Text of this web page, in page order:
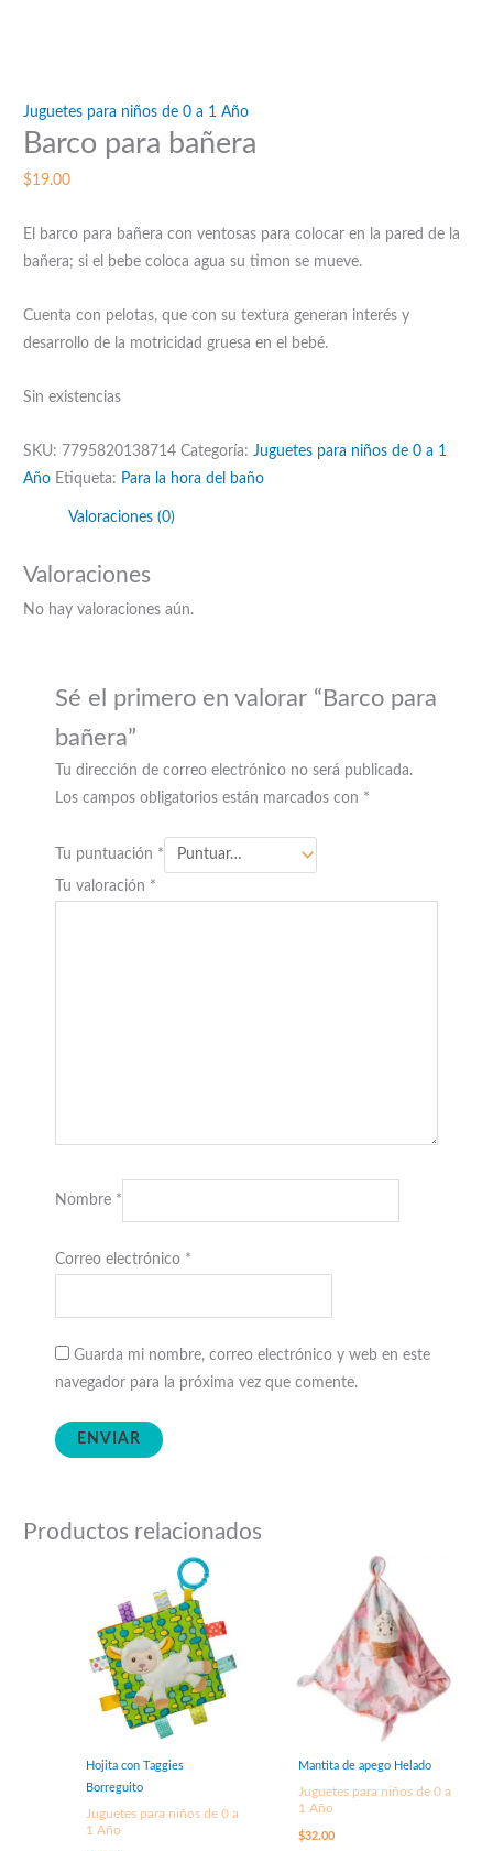
Juguetes para niños de 0 a 1 Año
Barco para bañera
$19.00
El barco para bañera con ventosas para colocar en la pared de la
bañera; si el bebe coloca agua su timon se mueve.
Cuenta con pelotas, que con su textura generan interés y
desarrollo de la motricidad gruesa en el bebé.
Sin existencias
SKU: 7795820138714 Categoría:Juguetes para niños de 0 a 1
Año Etiqueta: Para la hora del baño
Valoraciones (0)
Valoraciones
No hay valoraciones aún.
Sé el primero en valorar “Barco para
bañera”
Tu dirección de correo electrónico no será publicada.
Los campos obligatorios están marcados con *
Tu puntuación *
Tu valoración *
Nombre *
Correo electrónico *
Guarda mi nombre, correo electrónico y web en este
navegador para la próxima vez que comente.
Productos relacionados
Hojita con Taggies
Borreguito
Juguetes para niños de 0 a
1 Año
Mantita de apego Helado
Juguetes para niños de 0 a
1 Año
$32.00